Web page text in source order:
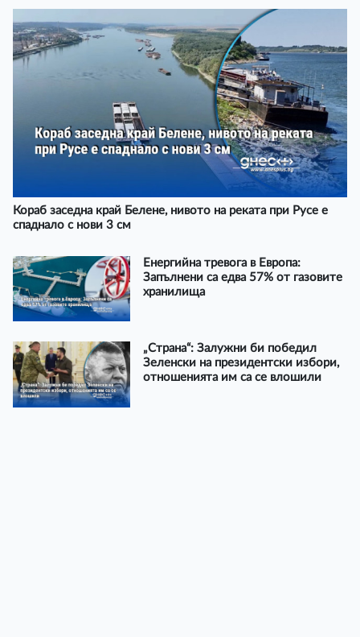
Кораб заседна край Белене, нивото на реката при Русе е
спаднало с нови 3 см
Енергийна тревога в Европа:
Запълнени са едва 57% от газовите
хранилища
„Страна“: Залужни би победил
Зеленски на президентски избори,
отношенията им са се влошили